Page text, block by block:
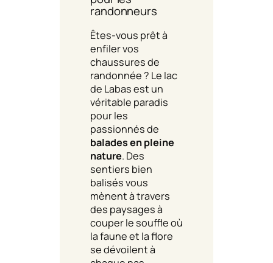
randonneurs
Êtes-vous prêt à
enfiler vos
chaussures de
randonnée ? Le lac
de Labas est un
véritable paradis
pour les
passionnés de
balades en pleine
nature. Des
sentiers bien
balisés vous
mènent à travers
des paysages à
couper le souffle où
la faune et la flore
se dévoilent à